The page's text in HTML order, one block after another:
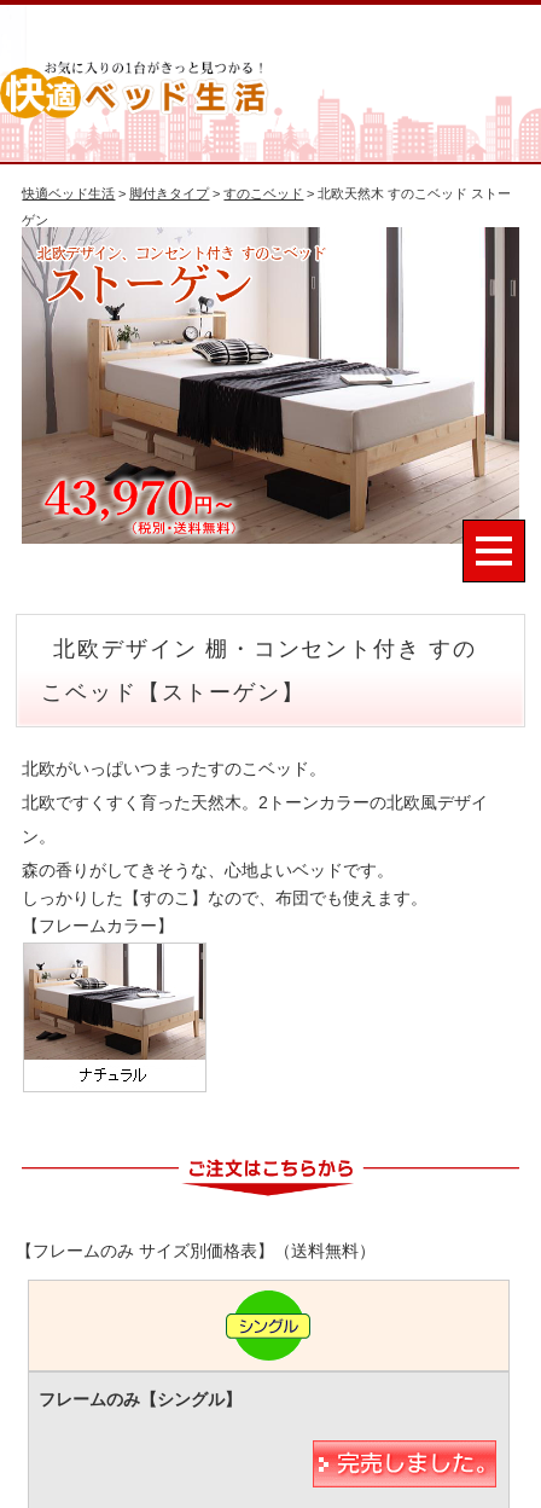
快適ベッド生活 > 脚付きタイプ >すのこベッド > 北欧天然木 すのこベッド ストー
ゲン
北欧デザイン 棚・コンセント付き すの
こベッド【ストーゲン】
北欧がいっぱいつまったすのこベッド。
北欧ですくすく育った天然木。2トーンカラーの北欧風デザイ
ン。
森の香りがしてきそうな、心地よいベッドです。
しっかりした【すのこ】なので、布団でも使えます。
【フレームカラー】
【フレームのみ サイズ別価格表】（送料無料）